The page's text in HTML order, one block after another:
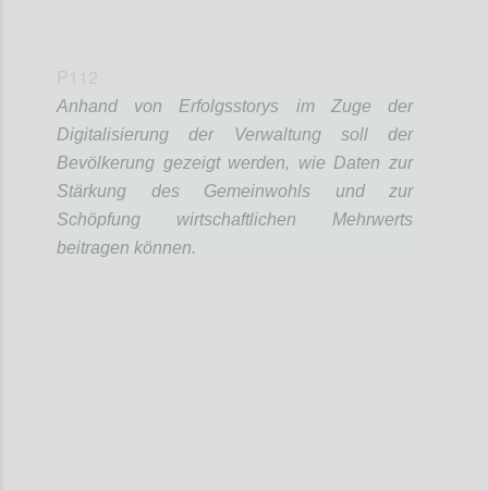
Anhand von Erfolgsstorys im Zuge der
Digitalisierung der Verwaltung soll der
Bevölkerung gezeigt werden, wie Daten zur
Stärkung des Gemeinwohls und zur
Schöpfung wirtschaftlichen Mehrwerts
beitragen können.